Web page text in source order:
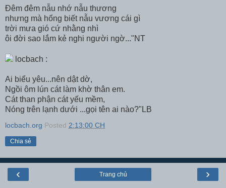
Đêm đêm nẫu nhớ nẫu thương
nhưng mà hổng biết nẫu vương cái gì
trời mưa gió cứ nhằng nhì
ôi đời sao lắm kẻ nghi người ngờ..."NT
locbach :
Ai biểu yêu...nên dật dờ,
Ngồi ôm lún cát làm khờ thân em.
Cát than phận cát yếu mềm,
Nóng trên lạnh dưới ...gọi tên ai nào?"LB
locbach.org Posted 2:13:00 CH
Chia sẻ
‹ ›
Trang chủ